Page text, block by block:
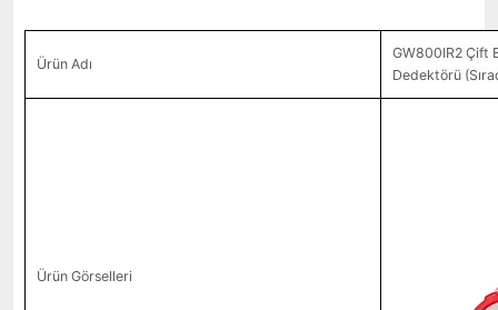
Ürün Adı
GW800IR2 Çift
Dedektörü
Ürün Görselleri